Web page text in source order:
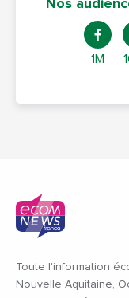
Nos
1M
Toute l'information
Nouvelle Aquitaine,